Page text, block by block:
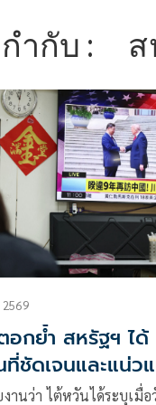
ำกับ :
อกย้ำ สหรัฐฯ ไ
ชัดเจนและแน่ว
งานว่า ไต้หวันได้ระบุเมื่